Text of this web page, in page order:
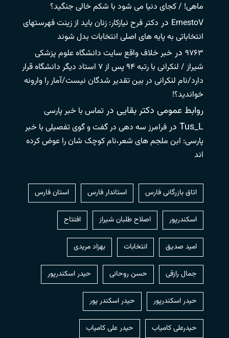
ماهی! / کجای دنیا می شود با شکم خالی جنگید؟
ErnestoV در دکتر فرح نیازکار: زنان باید از زینت فهرستهای
انتخاباتی به پایه های اصلی انتخابات بدل شوند
۹۷۶۳ در خبر خلاف واقع سایت دانشگاه علوم پزشکی
شیراز / لنکرانی با رتبه ۹۴ پس از ۷ استاد دیگر دانشگاه قرار
دارد/نام لنکرانی در بین تقدیر شدگان نیست/آمار را وارونه
خواندید؟!
روابط عمومی دکتر بقایی در تماس با خبر پارسی
Tus_L در فرامرز سه دهی در گفت و گوی تفصیلی با خبر
پارسی: ابن ملجم های شعر،نام کوچک شان را عوض کرده
اند
اتاق بازرگانی فارس استاندار فارس استان فارس
اسکندرپور اصلاح طلبان شیراز افتتاح
امید صدیق انتخابات بهزاد مریدی
جمال رازقی حسن روحانی حيدر اسكندرپور
حیدر اسکندرپور حیدر اسکندر پور
حیدرعلی کامیاب حیدر علی کامیاب